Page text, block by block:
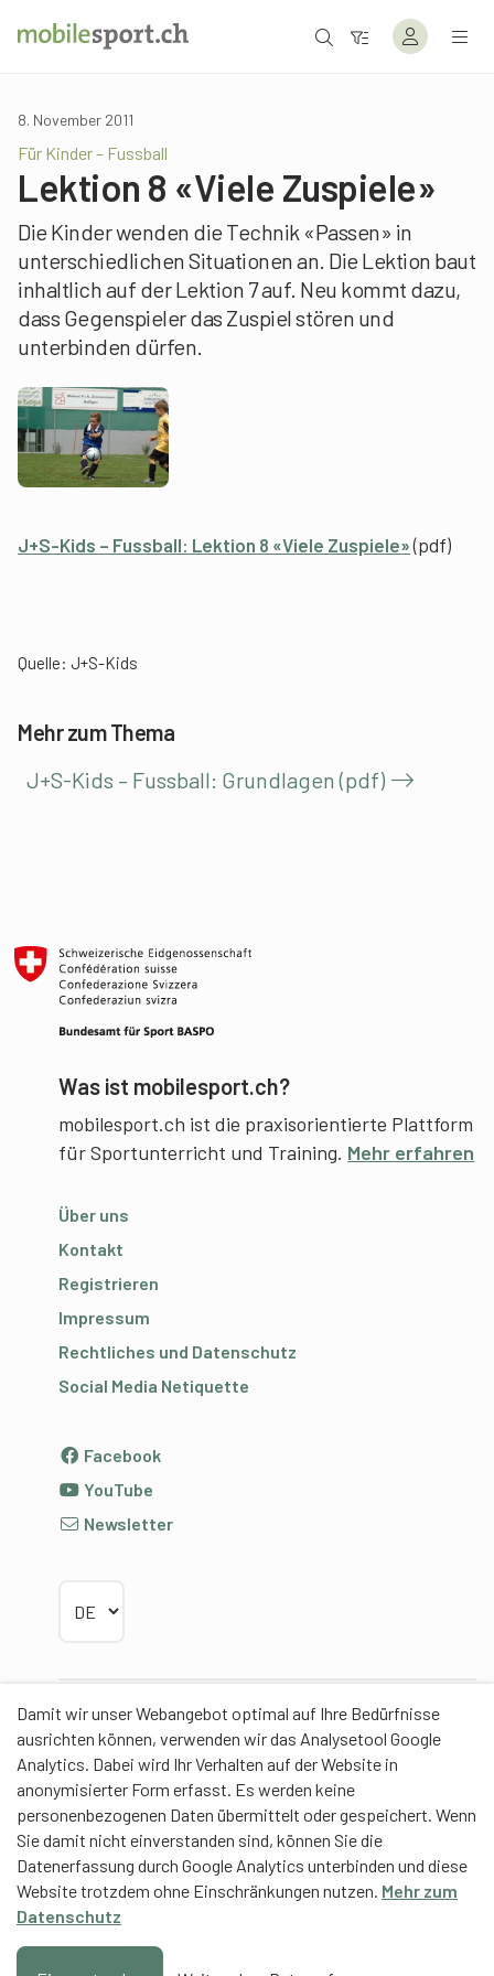
Damit wir unser Webangebot optimal auf Ihre Bedürfnisse
ausrichten können, verwenden wir das Analysetool Google
Analytics. Dabei wird Ihr Verhalten auf der Website in
anonymisierter Form erfasst. Es werden keine
personenbezogenen Daten übermittelt oder gespeichert. Wenn
Sie damit nicht einverstanden sind, können Sie die
Datenerfassung durch Google Analytics unterbinden und diese
Website trotzdem ohne Einschränkungen nutzen. Mehr zum
Datenschutz
8. November 2011
Für Kinder – Fussball
Lektion 8 «Viele Zuspiele»
Die Kinder wenden die Technik «Passen» in
unterschiedlichen Situationen an. Die Lektion baut
inhaltlich auf der Lektion 7 auf. Neu kommt dazu,
dass Gegenspieler das Zuspiel stören und
unterbinden dürfen.
J+S-Kids – Fussball: Lektion 8 «Viele Zuspiele»(pdf)
Quelle: J+S-Kids
Mehr zum Thema
J+S-Kids – Fussball: Grundlagen (pdf)
Was ist mobilesport.ch?
mobilesport.ch ist die praxisorientierte Plattform
für Sportunterricht und Training. Mehr erfahren
Über uns
Kontakt
Registrieren
Impressum
Rechtliches und Datenschutz
Social Media Netiquette
Facebook
YouTube
Newsletter
Partner
Contentpartner
Eidgenössische Hochschule für Sport Magglingen
EHSM